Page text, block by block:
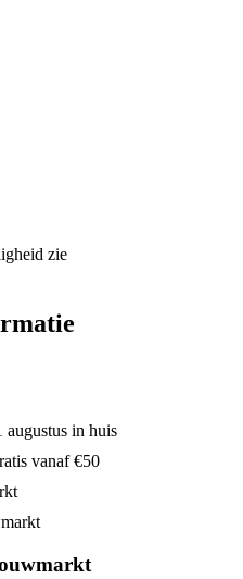
zie
augustus in huis
vanaf €50